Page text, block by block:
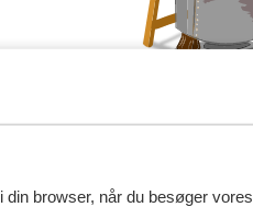
browser, når du besøger vores